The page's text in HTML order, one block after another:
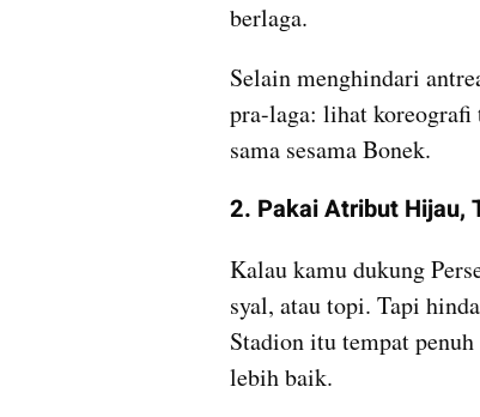
berlaga.
Selain menghindari
pra-laga: lihat koreografi
sama sesama Bonek.
2. Pakai Atribut Hijau,
Kalau kamu dukung
syal, atau topi. Tapi
Stadion itu tempat
lebih baik.